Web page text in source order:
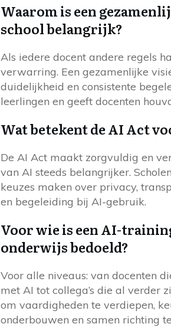
Waarom is een
school belangrijk?
Als iedere docent andere regels
verwarring. Een gezamenlijke
duidelijkheid en consistente
leerlingen en geeft docenten
Wat betekent de AI Act
De AI Act maakt zorgvuldig en
van AI steeds belangrijker.
keuzes maken over privacy,
en begeleiding bij AI-gebruik.
Voor wie is een AI-
onderwijs bedoeld?
Voor alle niveaus: van docenten
met AI tot collega’s die al verder
om vaardigheden te verdiepen,
onderbouwen en samen richting